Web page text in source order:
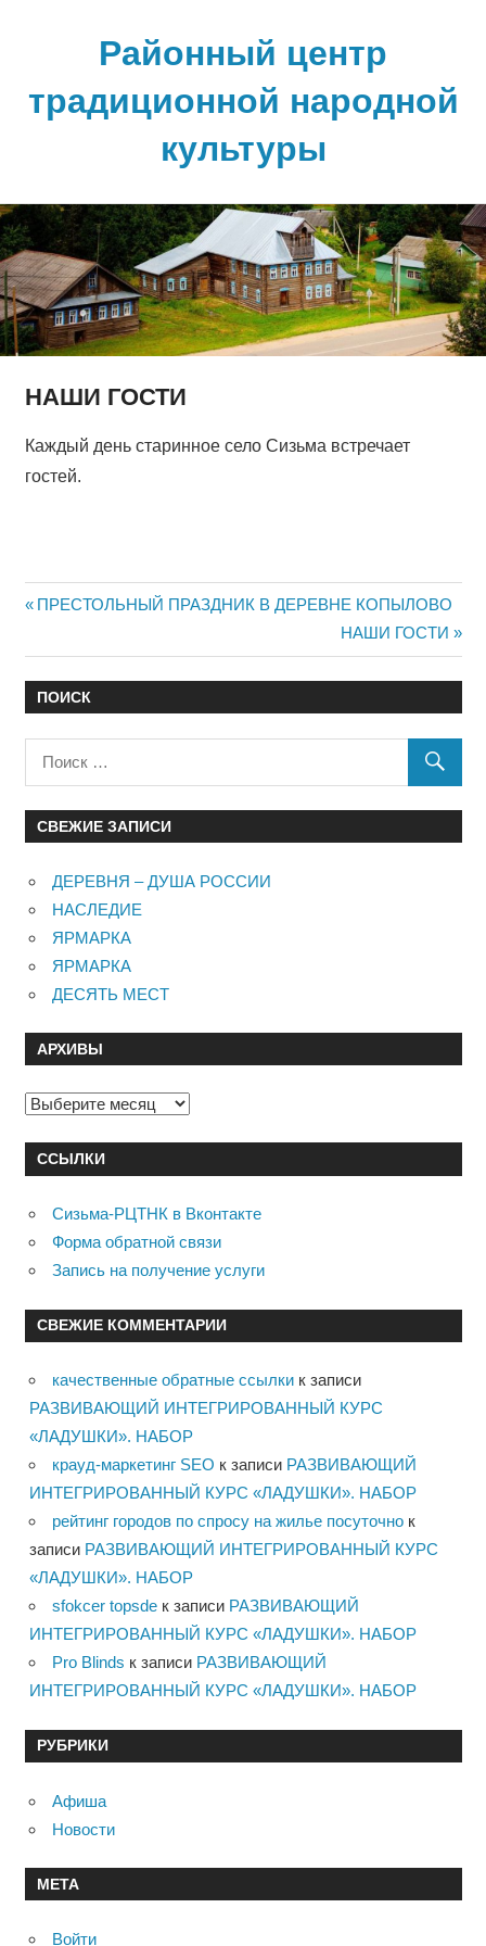
Районный центр
традиционной народной
культуры
НАШИ ГОСТИ
Каждый день старинное село Сизьма встречает
гостей.
Навигация
по
записям
Предыдущий:
ПРЕСТОЛЬНЫЙ ПРАЗДНИК В ДЕРЕВНЕ КОПЫЛОВО
Следующий:
НАШИ ГОСТИ
ПОИСК
СВЕЖИЕ ЗАПИСИ
ДЕРЕВНЯ – ДУША РОССИИ
НАСЛЕДИЕ
ЯРМАРКА
ЯРМАРКА
ДЕСЯТЬ МЕСТ
АРХИВЫ
Архивы
ССЫЛКИ
Сизьма-РЦТНК в Вконтакте
Форма обратной связи
Запись на получение услуги
СВЕЖИЕ КОММЕНТАРИИ
качественные обратные ссылки к записи
РАЗВИВАЮЩИЙ ИНТЕГРИРОВАННЫЙ КУРС
«ЛАДУШКИ». НАБОР
крауд-маркетинг SEO к записи РАЗВИВАЮЩИЙ
ИНТЕГРИРОВАННЫЙ КУРС «ЛАДУШКИ». НАБОР
рейтинг городов по спросу на жилье посуточно к
записи РАЗВИВАЮЩИЙ ИНТЕГРИРОВАННЫЙ КУРС
«ЛАДУШКИ». НАБОР
sfokcer topsde к записи РАЗВИВАЮЩИЙ
ИНТЕГРИРОВАННЫЙ КУРС «ЛАДУШКИ». НАБОР
Pro Blinds к записи РАЗВИВАЮЩИЙ
ИНТЕГРИРОВАННЫЙ КУРС «ЛАДУШКИ». НАБОР
РУБРИКИ
Афиша
Новости
МЕТА
Войти